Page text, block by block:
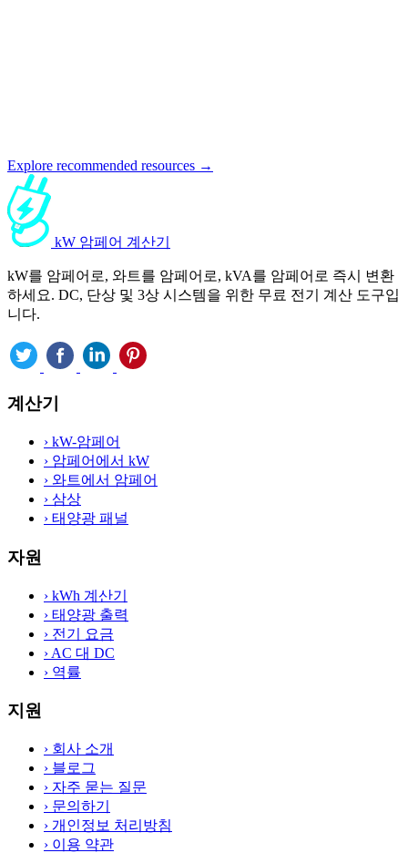
Explore recommended resources →
kW 암페어 계산기
kW를 암페어로, 와트를 암페어로, kVA를 암페어로 즉시 변환
하세요. DC, 단상 및 3상 시스템을 위한 무료 전기 계산 도구입
니다.
계산기
› kW-암페어
› 암페어에서 kW
› 와트에서 암페어
› 삼상
› 태양광 패널
자원
› kWh 계산기
› 태양광 출력
› 전기 요금
› AC 대 DC
› 역률
지원
› 회사 소개
› 블로그
› 자주 묻는 질문
› 문의하기
› 개인정보 처리방침
› 이용 약관